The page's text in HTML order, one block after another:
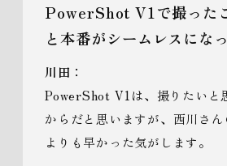
PowerShot V1で撮った
と本番がシームレスにな
川田：
PowerShot V1は、撮りたいと
からだと思いますが、西川さ
よりも早かった気がします。